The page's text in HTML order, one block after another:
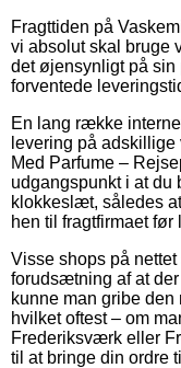
Fragttiden på
vi absolut skal bruge
det øjensynligt på sin
forventede
En lang række
levering på
Med Parfume –
udgangspunkt i at du
klokkeslæt, således
hen til fragtfirmaet
Visse shops på
forudsætning af at
kunne man gribe
hvilket oftest – om
Frederiksværk eller
til at bringe din ordre